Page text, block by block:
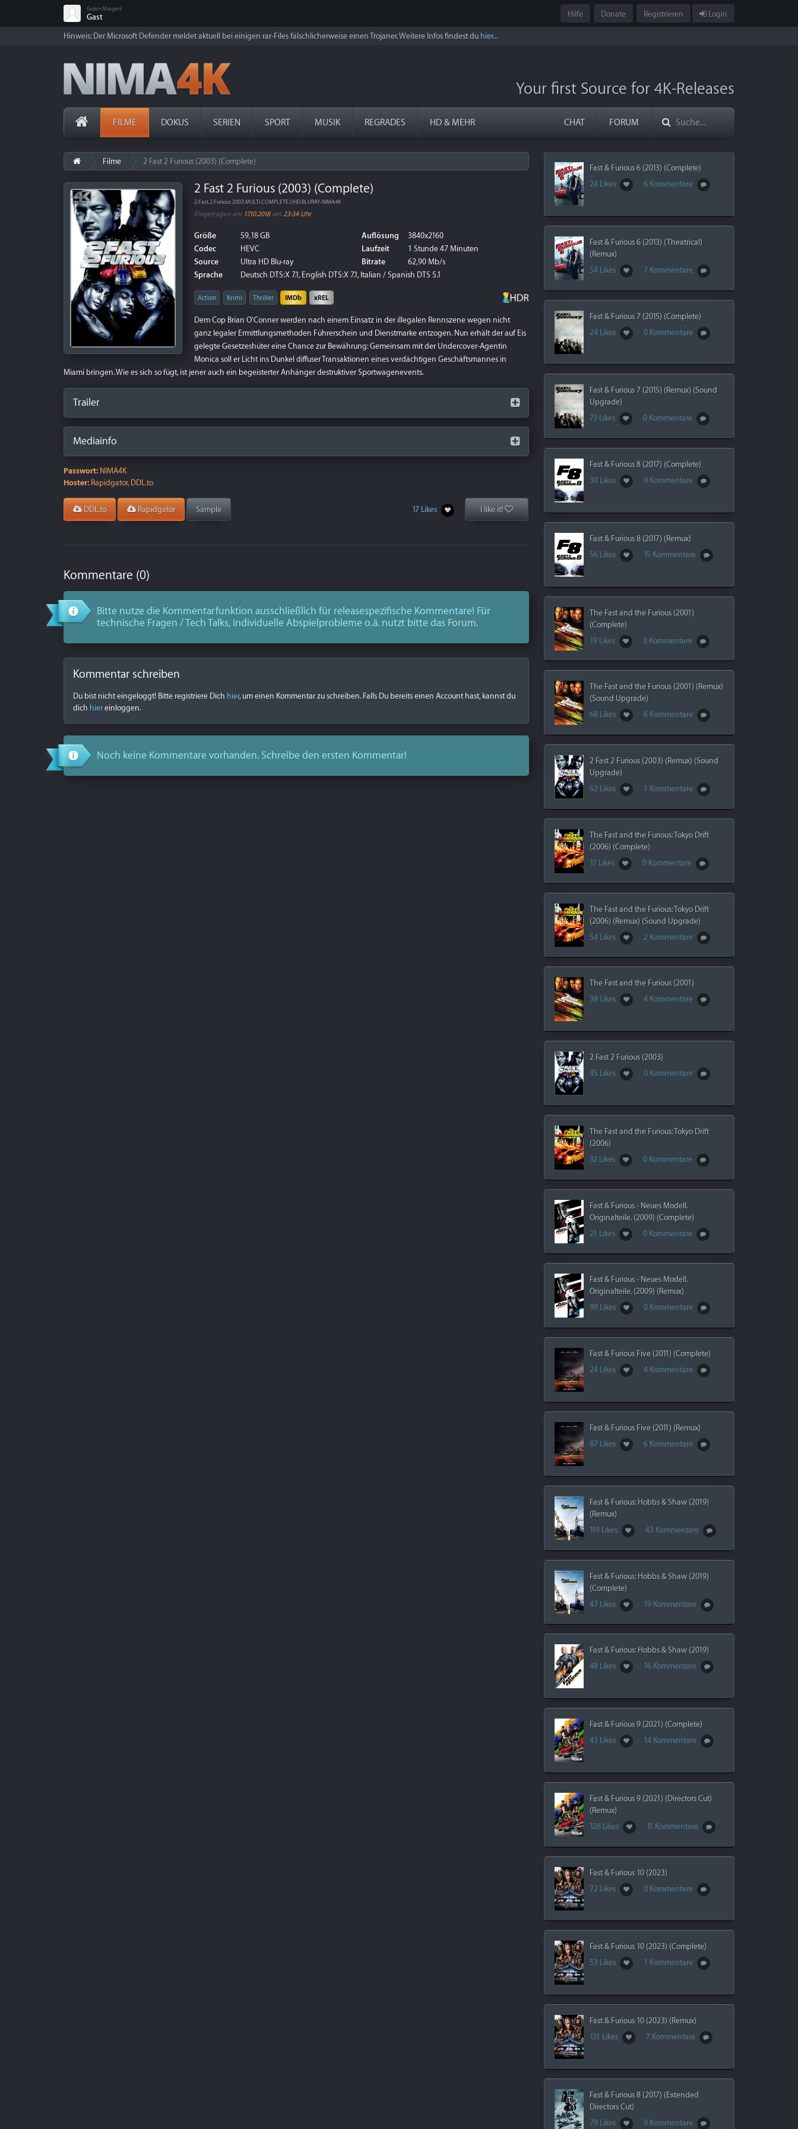
Guten Morgen!
Gast Hilfe Donate Registrieren Login
Hinweis: Der Microsoft Defender meldet aktuell bei einigen rar-Files fälschlicherweise einen Trojaner. Weitere Infos findest du hier...
Your first Source for 4K-Releases
FILME DOKUS SERIEN SPORT MUSIK REGRADES HD & MEHR CHAT FORUM
Filme 2 Fast 2 Furious (2003) (Complete)
2 Fast 2 Furious (2003) (Complete)
2.Fast.2.Furious.2003.MULTi.COMPLETE.UHD.BLURAY-NIMA4K
Eingetragen am 17.10.2018um 23:34 Uhr
Größe
59,18 GB
Codec
HEVC
Source
Ultra HD Blu-ray
Sprache
Deutsch DTS:X 7.1, English DTS:X 7.1, Italian / Spanish DTS 5.1
Auflösung
3840x2160
Laufzeit
1 Stunde 47 Minuten
Bitrate
62,90 Mb/s
Action Krimi Thriller IMDb xREL
Dem Cop Brian O'Conner werden nach einem Einsatz in der illegalen Rennszene wegen nicht
ganz legaler Ermittlungsmethoden Führerschein und Dienstmarke entzogen. Nun erhält der auf Eis
gelegte Gesetzeshüter eine Chance zur Bewährung: Gemeinsam mit der Undercover-Agentin
Monica soll er Licht ins Dunkel diffuser Transaktionen eines verdächtigen Geschäftsmannes in
Miami bringen. Wie es sich so fügt, ist jener auch ein begeisterter Anhänger destruktiver Sportwagenevents.
Trailer
Mediainfo
Passwort: NIMA4K
Hoster: Rapidgator, DDL.to
DDL.to Rapidgator Sample 17 Likes I like it!
Kommentare (0)
Bitte nutze die Kommentarfunktion ausschließlich für releasespezifische Kommentare! Für
technische Fragen / Tech Talks, individuelle Abspielprobleme o.ä. nutzt bitte das Forum.
Kommentar schreiben
Du bist nicht eingeloggt! Bitte registriere Dich hier, um einen Kommentar zu schreiben. Falls Du bereits einen Account hast, kannst du
dich hiereinloggen.
Noch keine Kommentare vorhanden. Schreibe den ersten Kommentar!
Fast & Furious 6 (2013) (Complete)
24 Likes
6 Kommentare
Fast & Furious 6 (2013) (Theatrical)
(Remux)
54 Likes
7 Kommentare
Fast & Furious 7 (2015) (Complete)
24 Likes
0 Kommentare
Fast & Furious 7 (2015) (Remux) (Sound
Upgrade)
73 Likes
0 Kommentare
Fast & Furious 8 (2017) (Complete)
30 Likes
0 Kommentare
Fast & Furious 8 (2017) (Remux)
56 Likes
15 Kommentare
The Fast and the Furious (2001)
(Complete)
19 Likes
3 Kommentare
The Fast and the Furious (2001) (Remux)
(Sound Upgrade)
68 Likes
6 Kommentare
2 Fast 2 Furious (2003) (Remux) (Sound
Upgrade)
62 Likes
1 Kommentare
The Fast and the Furious: Tokyo Drift
(2006) (Complete)
17 Likes
0 Kommentare
The Fast and the Furious: Tokyo Drift
(2006) (Remux) (Sound Upgrade)
54 Likes
2 Kommentare
The Fast and the Furious (2001)
38 Likes
4 Kommentare
2 Fast 2 Furious (2003)
45 Likes
0 Kommentare
The Fast and the Furious: Tokyo Drift
(2006)
32 Likes
0 Kommentare
Fast & Furious - Neues Modell.
Originalteile. (2009) (Complete)
21 Likes
0 Kommentare
Fast & Furious - Neues Modell.
Originalteile. (2009) (Remux)
99 Likes
0 Kommentare
Fast & Furious Five (2011) (Complete)
24 Likes
4 Kommentare
Fast & Furious Five (2011) (Remux)
87 Likes
6 Kommentare
Fast & Furious: Hobbs & Shaw (2019)
(Remux)
119 Likes
43 Kommentare
Fast & Furious: Hobbs & Shaw (2019)
(Complete)
47 Likes
19 Kommentare
Fast & Furious: Hobbs & Shaw (2019)
48 Likes
16 Kommentare
Fast & Furious 9 (2021) (Complete)
43 Likes
14 Kommentare
Fast & Furious 9 (2021) (Directors Cut)
(Remux)
128 Likes
11 Kommentare
Fast & Furious 10 (2023)
72 Likes
0 Kommentare
Fast & Furious 10 (2023) (Complete)
53 Likes
1 Kommentare
Fast & Furious 10 (2023) (Remux)
131 Likes
7 Kommentare
Fast & Furious 8 (2017) (Extended
Directors Cut)
79 Likes
9 Kommentare